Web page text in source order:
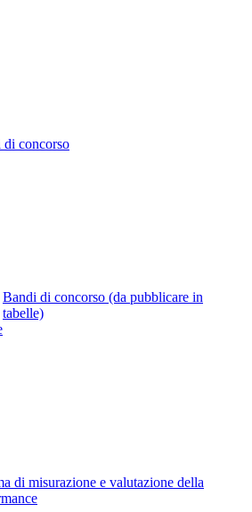
di concorso
Bandi di concorso (da pubblicare in
tabelle)
di misurazione e valutazione della